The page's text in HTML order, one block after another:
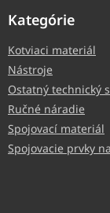
Kategórie
Kotviaci materiál
Nástroje
Ostatný technický
Ručné náradie
Spojovací materiál
Spojovacie prvky